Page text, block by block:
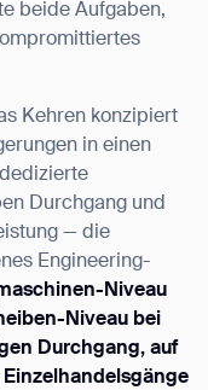
beide Aufgaben,
Kehren konzipiert
in einen
Durchgang und
— die
Engineering-
Niveau
Niveau bei
Durchgang, auf